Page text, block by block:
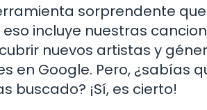
sorprendente
incluye nuestras
nuevos artistas y
en Google. Pero, ¿sabías
buscado? ¡Sí, es cierto!